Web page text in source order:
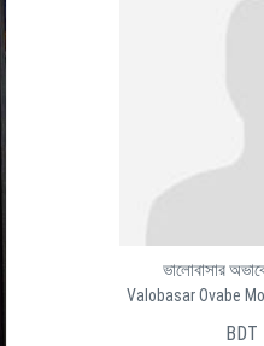
ভালোবাসার
Valobasar Ovabe
BDT